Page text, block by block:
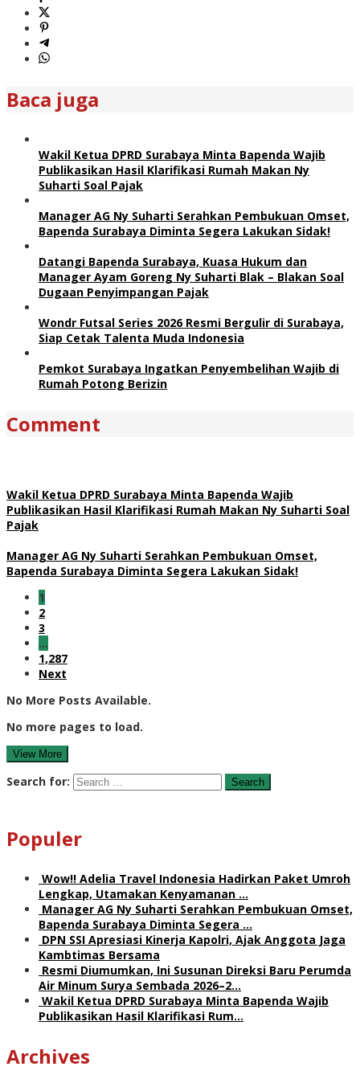
Baca juga
Wakil Ketua DPRD Surabaya Minta Bapenda Wajib
Publikasikan Hasil Klarifikasi Rumah Makan Ny
Suharti Soal Pajak
Manager AG Ny Suharti Serahkan Pembukuan Omset,
Bapenda Surabaya Diminta Segera Lakukan Sidak!
Datangi Bapenda Surabaya, Kuasa Hukum dan
Manager Ayam Goreng Ny Suharti Blak – Blakan Soal
Dugaan Penyimpangan Pajak
Wondr Futsal Series 2026 Resmi Bergulir di Surabaya,
Siap Cetak Talenta Muda Indonesia
Pemkot Surabaya Ingatkan Penyembelihan Wajib di
Rumah Potong Berizin
Comment
Wakil Ketua DPRD Surabaya Minta Bapenda Wajib
Publikasikan Hasil Klarifikasi Rumah Makan Ny Suharti Soal
Pajak
Manager AG Ny Suharti Serahkan Pembukuan Omset,
Bapenda Surabaya Diminta Segera Lakukan Sidak!
1
2
3
…
1,287
Next
No More Posts Available.
No more pages to load.
View More
Search for:
Populer
Wow!! Adelia Travel Indonesia Hadirkan Paket Umroh
Lengkap, Utamakan Kenyamanan …
Manager AG Ny Suharti Serahkan Pembukuan Omset,
Bapenda Surabaya Diminta Segera …
DPN SSI Apresiasi Kinerja Kapolri, Ajak Anggota Jaga
Kambtimas Bersama
Resmi Diumumkan, Ini Susunan Direksi Baru Perumda
Air Minum Surya Sembada 2026–2…
Wakil Ketua DPRD Surabaya Minta Bapenda Wajib
Publikasikan Hasil Klarifikasi Rum…
Archives